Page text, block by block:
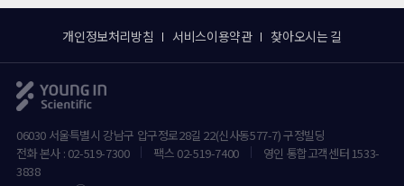
개인정보처리방침 서비스이용약관 찾아오시는 길
06030 서울특별시 강남구 압구정로28길 22(신사동577-7) 구정빌딩
전화 본사 : 02-519-7300
팩스 02-519-7400
영인 통합고객센터 1533-
3838